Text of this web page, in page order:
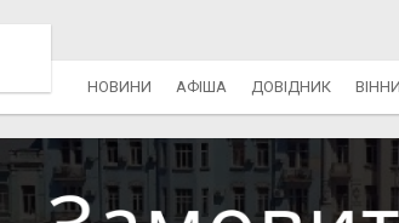
НОВИНИ АФІША ДОВІДНИК